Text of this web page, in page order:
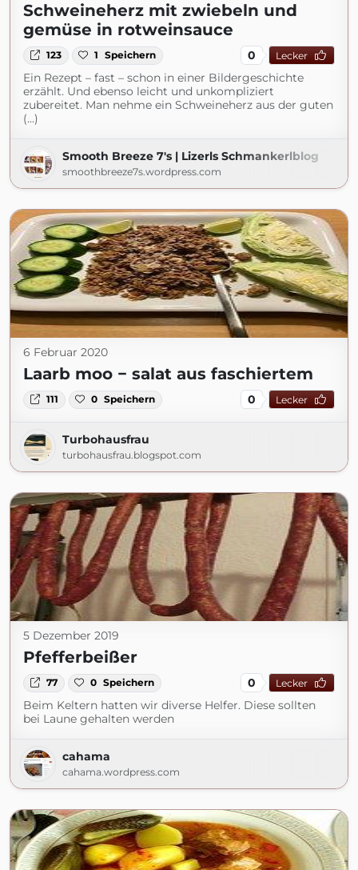
Schweineherz mit zwiebeln und
gemüse in rotweinsauce
123 1 Speichern 0 Lecker
Ein Rezept – fast – schon in einer Bildergeschichte
erzählt. Und ebenso leicht und unkompliziert
zubereitet. Man nehme ein Schweineherz aus der guten
(...)
Smooth Breeze 7's | Lizerls Schmankerlblog
smoothbreeze7s.wordpress.com
6 Februar 2020
Laarb moo − salat aus faschiertem
111 0 Speichern 0 Lecker
Turbohausfrau
turbohausfrau.blogspot.com
5 Dezember 2019
Pfefferbeißer
77 0 Speichern 0 Lecker
Beim Keltern hatten wir diverse Helfer. Diese sollten
bei Laune gehalten werden
cahama
cahama.wordpress.com